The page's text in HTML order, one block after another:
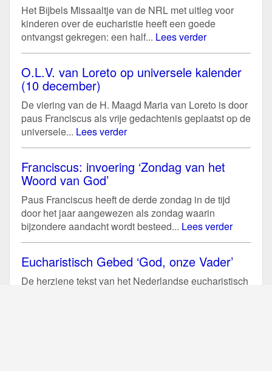
Het Bijbels Missaaltje van de NRL met uitleg voor
kinderen over de eucharistie heeft een goede
ontvangst gekregen: een half... Lees verder
O.L.V. van Loreto op universele kalender
(10 december)
De viering van de H. Maagd Maria van Loreto is door
paus Franciscus als vrije gedachtenis geplaatst op de
universele... Lees verder
Franciscus: invoering ‘Zondag van het
Woord van God’
Paus Franciscus heeft de derde zondag in de tijd
door het jaar aangewezen als zondag waarin
bijzondere aandacht wordt besteed... Lees verder
Eucharistisch Gebed ‘God, onze Vader’
De herziene tekst van het Nederlandse eucharistisch